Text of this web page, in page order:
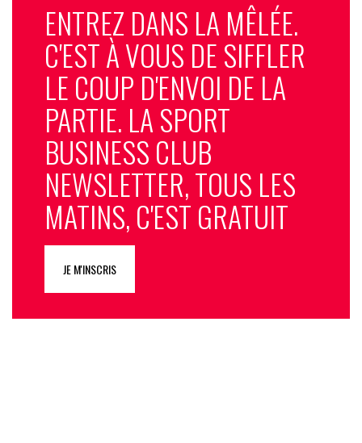
ENTREZ DANS LA MÊLÉE.
C'EST À VOUS DE SIFFLER
LE COUP D'ENVOI DE LA
PARTIE. LA SPORT
BUSINESS CLUB
NEWSLETTER, TOUS LES
MATINS, C'EST GRATUIT
JE M'INSCRIS